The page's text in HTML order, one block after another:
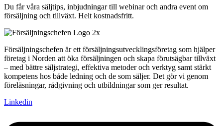
Du får våra säljtips, inbjudningar till webinar och andra event om
försäljning och tillväxt. Helt kostnadsfritt.
Försäljningschefen är ett försäljningsutvecklingsföretag som hjälper
företag i Norden att öka försäljningen och skapa förutsägbar tillväxt
– med bättre säljstrategi, effektiva metoder och verktyg samt stärkt
kompetens hos både ledning och de som säljer. Det gör vi genom
föreläsningar, rådgivning och utbildningar som ger resultat.
Linkedin